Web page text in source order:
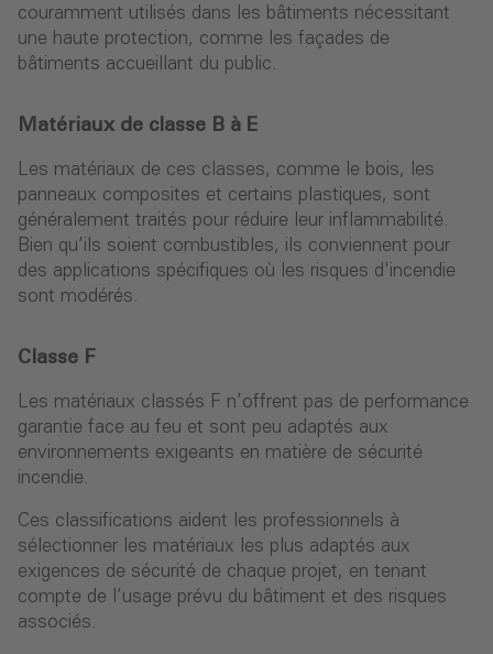
couramment utilisés dans les bâtiments nécessitant
une haute protection, comme les façades de
bâtiments accueillant du public.
Matériaux de classe B à E
Les matériaux de ces classes, comme le bois, les
panneaux composites et certains plastiques, sont
généralement traités pour réduire leur inflammabilité.
Bien qu’ils soient combustibles, ils conviennent pour
des applications spécifiques où les risques d'incendie
sont modérés.
Classe F
Les matériaux classés F n’offrent pas de performance
garantie face au feu et sont peu adaptés aux
environnements exigeants en matière de sécurité
incendie.
Ces classifications aident les professionnels à
sélectionner les matériaux les plus adaptés aux
exigences de sécurité de chaque projet, en tenant
compte de l’usage prévu du bâtiment et des risques
associés.